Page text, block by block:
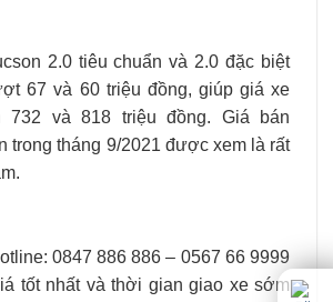
2.0 tiêu chuẩn và 2.0 đặc biệt
67 và 60 triệu đồng, giúp giá xe
732 và 818 triệu đồng. Giá bán
trong tháng 9/2021 được xem là rất
0847 886 886 – 0567 66 9999
tốt nhất và thời gian giao xe sớm